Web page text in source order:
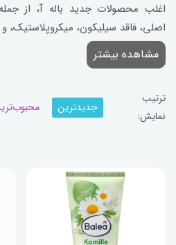
اغلب محصولات جدید باله آ، از
اصلی، فاقد سیلیکون، میکروپلاستیک،
مشاهده بیشتر
ترتیب
نمایش:
جدیدترین